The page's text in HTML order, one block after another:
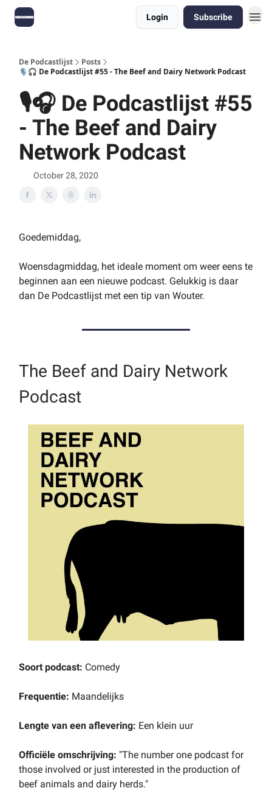
Login Subscribe
De Podcastlijst
Posts
🎙🎧 De Podcastlijst #55 - The Beef and Dairy Network Podcast
🎙🎧 De Podcastlijst #55
- The Beef and Dairy
Network Podcast
October 28, 2020
Goedemiddag,
Woensdagmiddag, het ideale moment om weer eens te
beginnen aan een nieuwe podcast. Gelukkig is daar
dan De Podcastlijst met een tip van Wouter.
The Beef and Dairy Network
Podcast
Soort podcast: Comedy
Frequentie: Maandelijks
Lengte van een aflevering: Een klein uur
Officiële omschrijving: "The number one podcast for
those involved or just interested in the production of
beef animals and dairy herds."